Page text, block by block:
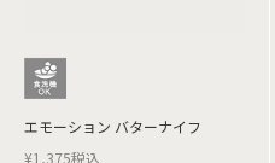
エモーション バターナイフ
¥1,375税込